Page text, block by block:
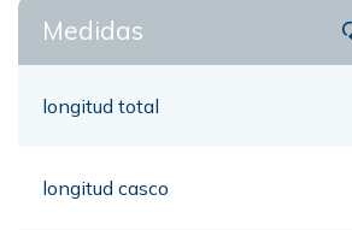
Medidas
longitud total
longitud casco